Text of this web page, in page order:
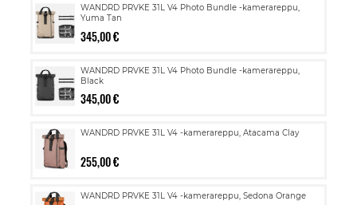
WANDRD PRVKE 31L V4 Photo Bundle -kamerareppu,
Yuma Tan
345,00 €
WANDRD PRVKE 31L V4 Photo Bundle -kamerareppu,
Black
345,00 €
WANDRD PRVKE 31L V4 -kamerareppu, Atacama Clay
255,00 €
WANDRD PRVKE 31L V4 -kamerareppu, Sedona Orange